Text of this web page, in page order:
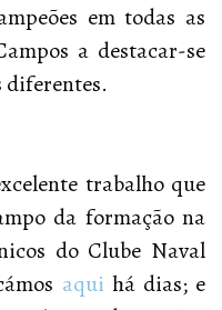
em todas as
a destacar-se
diferentes.
trabalho que
da formação na
do Clube Naval
aqui há dias; e